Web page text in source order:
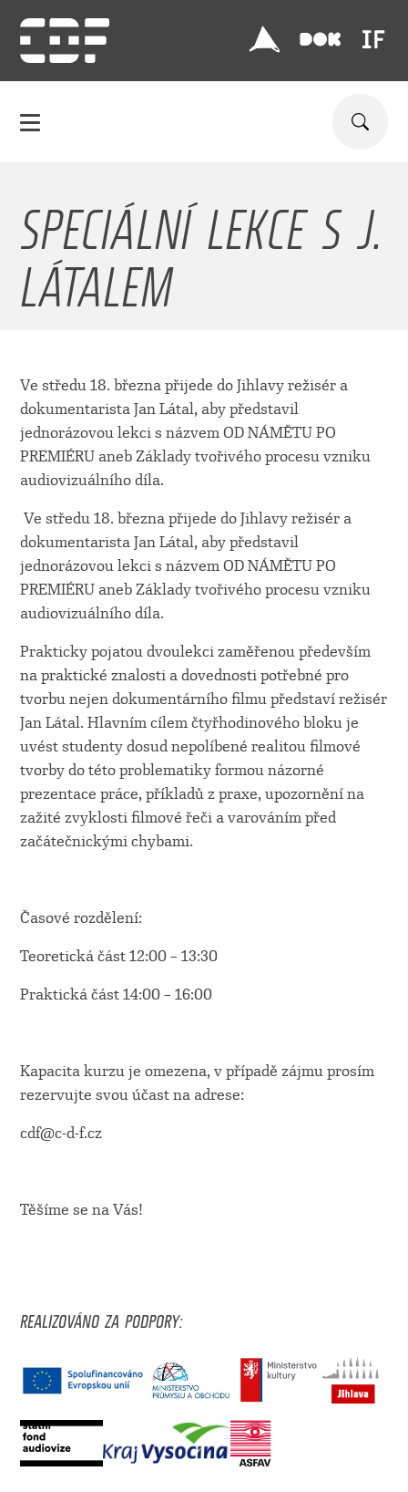
SPECIÁLNÍ LEKCE S J.
LÁTALEM
Ve středu 18. března přijede do Jihlavy režisér a
dokumentarista Jan Látal, aby představil
jednorázovou lekci s názvem OD NÁMĚTU PO
PREMIÉRU aneb Základy tvořivého procesu vzniku
audiovizuálního díla.
Ve středu 18. března přijede do Jihlavy režisér a
dokumentarista Jan Látal, aby představil
jednorázovou lekci s názvem OD NÁMĚTU PO
PREMIÉRU aneb Základy tvořivého procesu vzniku
audiovizuálního díla.
Prakticky pojatou dvoulekci zaměřenou především
na praktické znalosti a dovednosti potřebné pro
tvorbu nejen dokumentárního filmu představí režisér
Jan Látal. Hlavním cílem čtyřhodinového bloku je
uvést studenty dosud nepolíbené realitou filmové
tvorby do této problematiky formou názorné
prezentace práce, příkladů z praxe, upozornění na
zažité zvyklosti filmové řeči a varováním před
začátečnickými chybami.
Časové rozdělení:
Teoretická část 12:00 – 13:30
Praktická část 14:00 – 16:00
Kapacita kurzu je omezena, v případě zájmu prosím
rezervujte svou účast na adrese:
cdf@c-d-f.cz
Těšíme se na Vás!
REALIZOVÁNO ZA PODPORY: